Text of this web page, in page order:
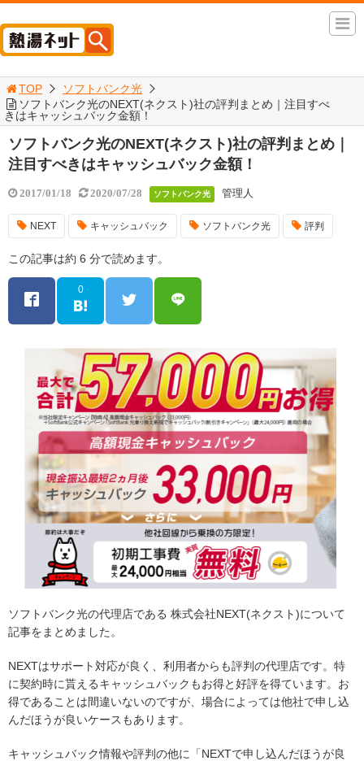
TOP
ソフトバンク光
ソフトバンク光のNEXT(ネクスト)社の評判まとめ｜注目すべ
きはキャッシュバック金額！
ソフトバンク光のNEXT(ネクスト)社の評判まとめ｜
注目すべきはキャッシュバック金額！
2017/01/18 2020/07/28 ソフトバンク光 管理人
NEXT キャッシュバック ソフトバンク光 評判
この記事は約 6 分で読めます。
0
ソフトバンク光の代理店である 株式会社NEXT(ネクスト)について
記事をまとめました。
NEXTはサポート対応が良く、利用者からも評判の代理店です。特
に契約時に貰えるキャッシュバックもお得と好評を得ています。お
得であることは間違いないのですが、場合によっては他社で申し込
んだほうが良いケースもあります。
キャッシュバック情報や評判の他に「NEXTで申し込んだほうが良